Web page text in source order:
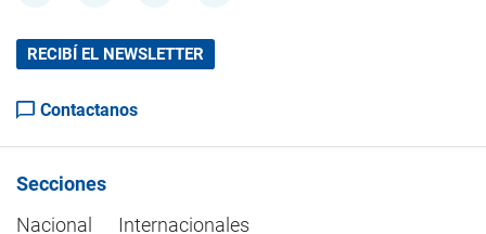
RECIBÍ EL NEWSLETTER
Contactanos
Secciones
Nacional
Internacionales